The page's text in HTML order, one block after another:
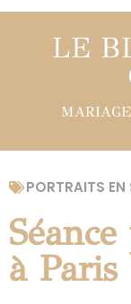
LE
MARIAGE
PORTRAITS EN
à Paris